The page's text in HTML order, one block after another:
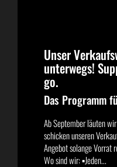
Unser
unterwegs!
go.
Das Programm
Ab September läuten
schicken unseren
Angebot solange Vorrat
Wo sind wir: ▪️Jeden...